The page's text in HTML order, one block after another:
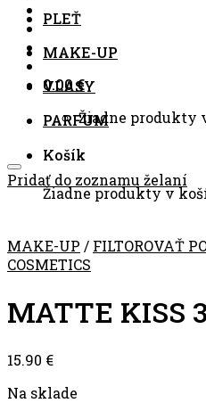
0.00€
Žiadne produkty
Košík
Žiadne produkty v
PLEŤ
MAKE-UP
VLASY
PARFUM
Pridať do zoznamu želaní
MAKE-UP / FILTOROVAŤ
COSMETICS
MATTE KISS
15.90 €
Na sklade